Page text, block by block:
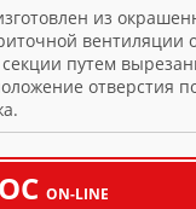
из
вентиляции
путем
отверстия
ON-LINE